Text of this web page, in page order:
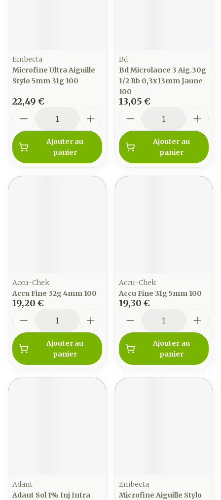
Embecta
Microfine Ultra Aiguille
Stylo 5mm 31g 100
22,49 €
Ajouter au
panier
Bd
Bd Microlance 3 Aig.30g
1/2 Rb 0,3x13mm Jaune
100
13,05 €
Ajouter au
panier
Accu-Chek
Accu Fine 32g 4mm 100
19,20 €
Ajouter au
panier
Accu-Chek
Accu Fine 31g 5mm 100
19,30 €
Ajouter au
panier
Adant
Adant Sol 1% Inj Intra
Embecta
Microfine Aiguille Stylo